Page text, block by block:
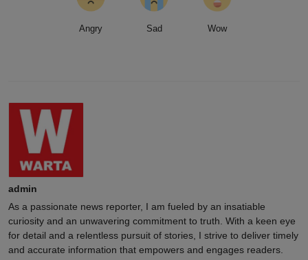
Angry Sad Wow
admin
As a passionate news reporter, I am fueled by an insatiable
curiosity and an unwavering commitment to truth. With a keen eye
for detail and a relentless pursuit of stories, I strive to deliver timely
and accurate information that empowers and engages readers.